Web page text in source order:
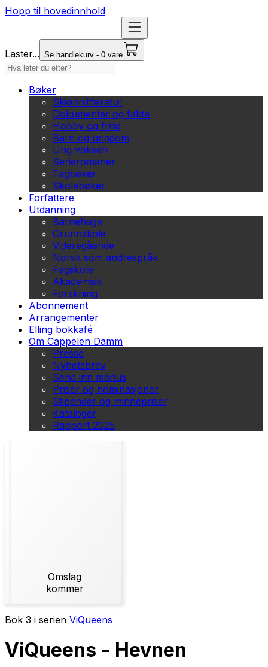
Hopp til hovedinnhold
Laster... Se handlekurv - 0 vare
Bøker
Skjønnlitteratur
Dokumentar og fakta
Hobby og fritid
Barn og ungdom
Ung voksen
Serieromaner
Fagbøker
Skolebøker
Forfattere
Utdanning
Barnehage
Grunnskole
Videregående
Norsk som andrespråk
Fagskole
Akademisk
Forskning
Abonnement
Arrangementer
Elling bokkafé
Om Cappelen Damm
Presse
Nyhetsbrev
Send inn manus
Priser og nominasjoner
Stipender og minnepriser
Kataloger
Rapport 2025
Omslag
kommer
Bok 3 i serien ViQueens
ViQueens - Hevnen